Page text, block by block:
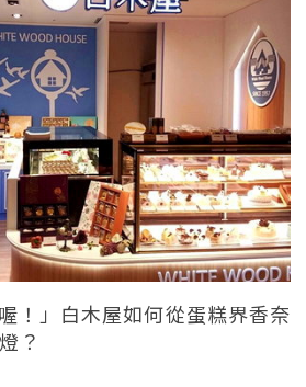
！」白木屋如何從蛋糕界香奈
？